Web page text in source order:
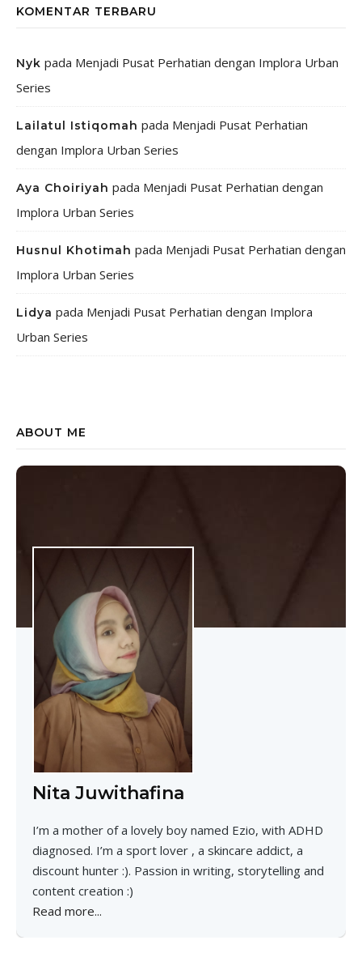
KOMENTAR TERBARU
Nyk pada Menjadi Pusat Perhatian dengan Implora Urban
Series
Lailatul Istiqomah pada Menjadi Pusat Perhatian
dengan Implora Urban Series
Aya Choiriyah pada Menjadi Pusat Perhatian dengan
Implora Urban Series
Husnul Khotimah pada Menjadi Pusat Perhatian dengan
Implora Urban Series
Lidya pada Menjadi Pusat Perhatian dengan Implora
Urban Series
ABOUT ME
Nita Juwithafina
I’m a mother of a lovely boy named Ezio, with ADHD
diagnosed. I’m a sport lover , a skincare addict, a
discount hunter :). Passion in writing, storytelling and
content creation :)
Read more...